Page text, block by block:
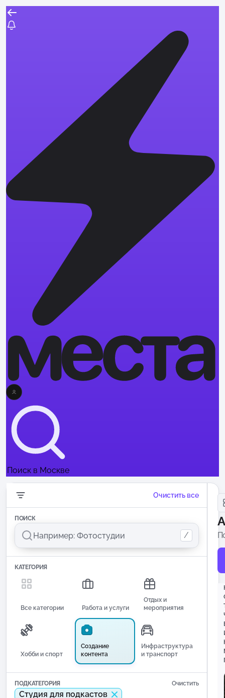
Поиск в Москве
Очистить все
ПОИСК
/
КАТЕГОРИЯ
Все категории Работа и услуги
Отдых и
мероприятия
Хобби и спорт
Создание
контента
Инфраструктура
и транспорт
ПОДКАТЕГОРИЯ Очистить
Студия для подкастов